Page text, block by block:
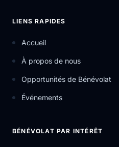
LIENS RAPIDES
Accueil
À propos de nous
Opportunités de Bénévolat
Événements
BÉNÉVOLAT PAR INTÉRÊT